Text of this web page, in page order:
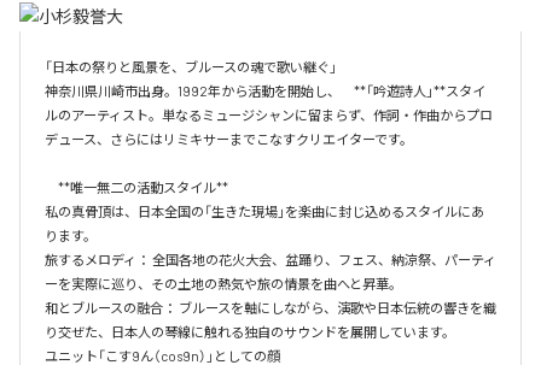
「日本の祭りと風景を、ブルースの魂で歌い継ぐ」
神奈川県川崎市出身。1992年から活動を開始し、　**「吟遊詩人」**スタイ
ルのアーティスト。単なるミュージシャンに留まらず、作詞・作曲からプロ
デュース、さらにはリミキサーまでこなすクリエイターです。
**唯一無二の活動スタイル**
私の真骨頂は、日本全国の「生きた現場」を楽曲に封じ込めるスタイルにあ
ります。
旅するメロディ： 全国各地の花火大会、盆踊り、フェス、納涼祭、パーティ
ーを実際に巡り、その土地の熱気や旅の情景を曲へと昇華。
和とブルースの融合： ブルースを軸にしながら、演歌や日本伝統の響きを織
り交ぜた、日本人の琴線に触れる独自のサウンドを展開しています。
ユニット「こす9ん（cos9n）」としての顔